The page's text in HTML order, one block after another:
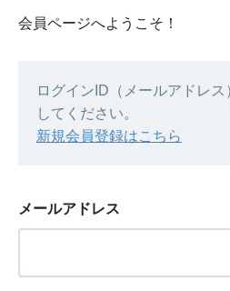
会員ページへようこそ！
ログインID（メールアドレ
してください。
新規会員登録はこちら
メールアドレス